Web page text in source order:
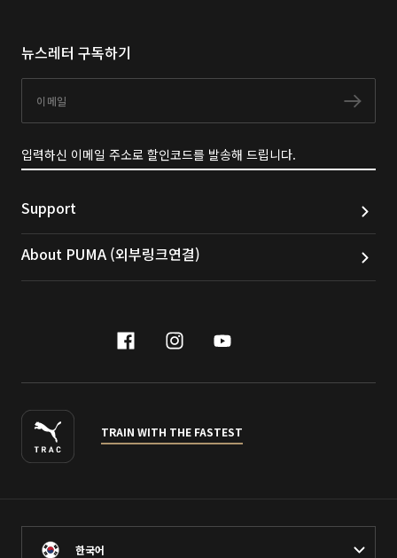
뉴스레터 구독하기
구독
입력하신 이메일 주소로 할인코드를 발송해 드립니다.
Support
About PUMA (외부링크연결)
facebook
instagram
youtube
TRAIN WITH THE FASTEST
한국어